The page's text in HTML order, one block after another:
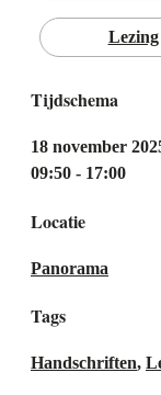
Lezing
Tijdschema
18 november
09:50 - 17:00
Locatie
Panorama
Tags
Handschriften